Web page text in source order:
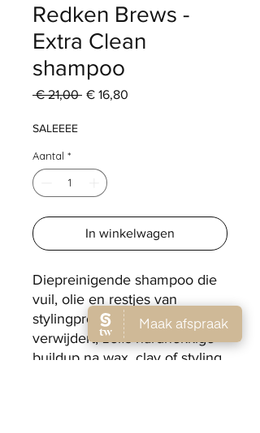
Redken Brews -
Extra Clean
shampoo
€ 21,00 Normale
€ 16,80
SALEEEE
Aantal *
In winkelwagen
Diepreinigende shampoo die
vuil, olie en restjes van
stylingproducten grondig
verwijdert, zelfs hardnekkige
buildup na wax, clay of styling.